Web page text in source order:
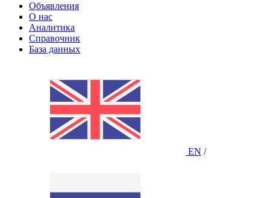
Объявления
О нас
Аналитика
Справочник
База данных
EN /